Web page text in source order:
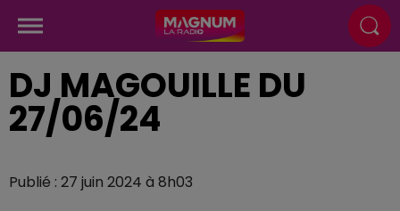
DJ MAGOUILLE DU
27/06/24
Publié : 27 juin 2024 à 8h03